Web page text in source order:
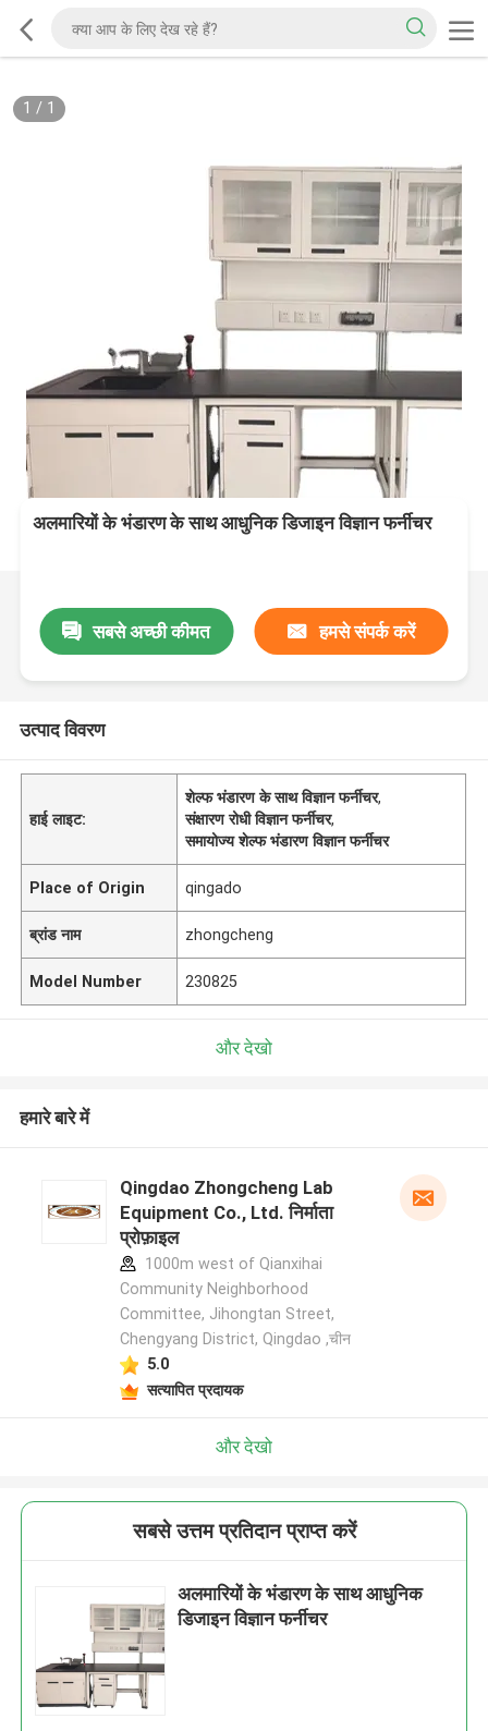
1 / 1
अलमारियों के भंडारण के साथ आधुनिक डिजाइन विज्ञान फर्नीचर
सबसे अच्छी कीमत हमसे संपर्क करें
उत्पाद विवरण
हाई लाइट:
शेल्फ भंडारण के साथ विज्ञान फर्नीचर,
संक्षारण रोधी विज्ञान फर्नीचर,
समायोज्य शेल्फ भंडारण विज्ञान फर्नीचर
Place of Origin qingado
ब्रांड नाम zhongcheng
Model Number 230825
और देखो
हमारे बारे में
Qingdao Zhongcheng Lab
Equipment Co., Ltd. निर्माता
प्रोफ़ाइल
1000m west of Qianxihai
Community Neighborhood
Committee, Jihongtan Street,
Chengyang District, Qingdao ,चीन
5.0
सत्यापित प्रदायक
और देखो
सबसे उत्तम प्रतिदान प्राप्त करें
अलमारियों के भंडारण के साथ आधुनिक
डिजाइन विज्ञान फर्नीचर